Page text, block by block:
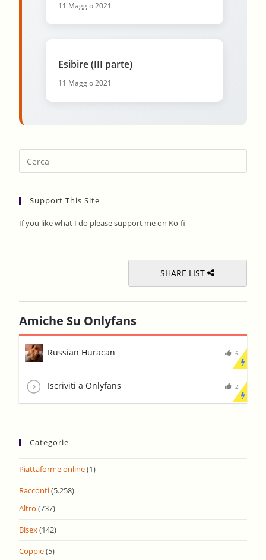
11 Maggio 2021
Esibire (III parte)
11 Maggio 2021
Support This Site
If you like what I do please support me on Ko-fi
SHARE LIST
Amiche Su Onlyfans
Russian Huracan 6
Iscriviti a Onlyfans 2
Categorie
Piattaforme online(1)
Racconti(5.258)
Altro (737)
Bisex(142)
Coppie(5)